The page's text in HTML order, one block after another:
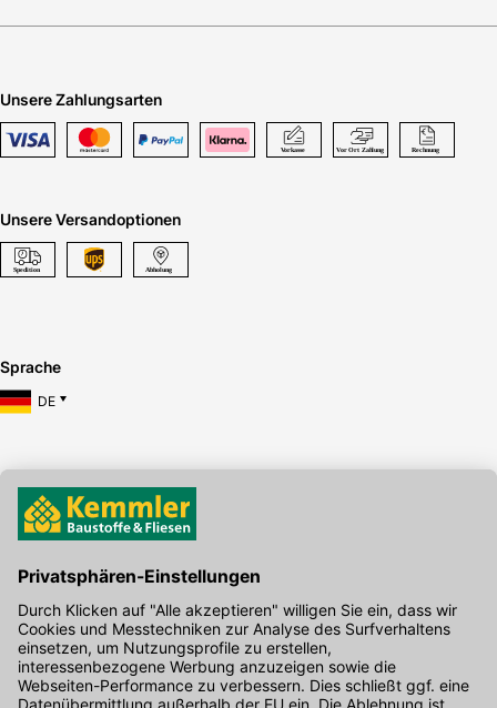
Unsere Zahlungsarten
Unsere Versandoptionen
Sprache
DE
Hier gibt's die kostenlose App
Kontakt
Unser Onlineshop Team ist montags bis freitags von 08:00 - 17:00